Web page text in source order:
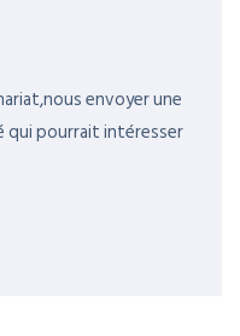
envoyer une
qui pourrait intéresser